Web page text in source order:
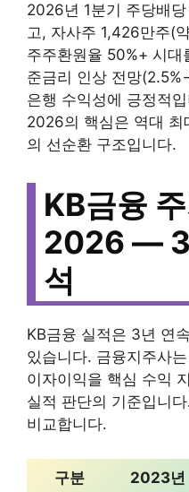
2026년 1분기 주당배
고, 자사주 1,426만주(
주주환원율 50%+ 시대
준금리 인상 전망
은행 수익성에 긍정적
2026의 핵심은 역대 최
의 선순환 구조입니다.
KB금융
2026 — 3
석
KB금융 실적은 3년 연
있습니다. 금융지주사
이자이익을 핵심 수익
실적 판단의 기준입니
비교합니다.
구분 2023년